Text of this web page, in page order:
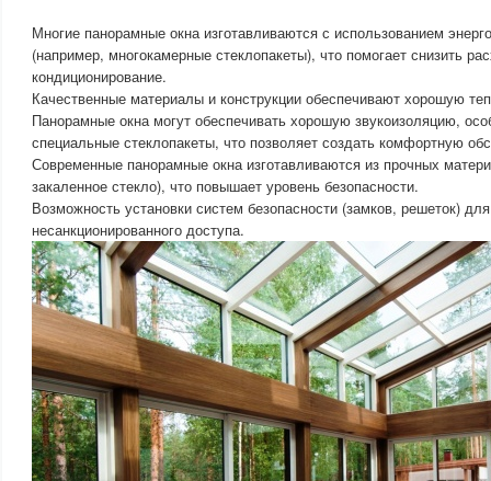
Многие панорамные окна изготавливаются с использованием
(например, многокамерные стеклопакеты), что помогает снизить
кондиционирование.
Качественные материалы и конструкции обеспечивают хорошую
Панорамные окна могут обеспечивать хорошую звукоизоляцию,
специальные стеклопакеты, что позволяет создать комфортную
Современные панорамные окна изготавливаются из прочных
закаленное стекло), что повышает уровень безопасности.
Возможность установки систем безопасности (замков, решеток)
несанкционированного доступа.